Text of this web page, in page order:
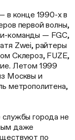
в конце 1990-х в
первой волны,
команды — FGC,
Zwei, райтеры
Склероз, FUZE,
Летом 1999
Москвы и
метрополитена,
города не
даже
по